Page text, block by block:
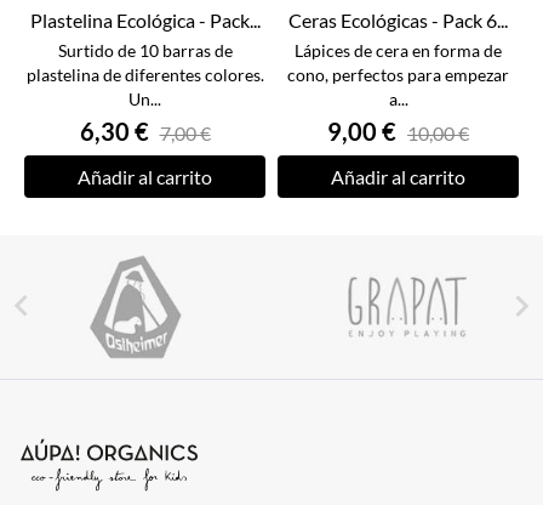
Plastelina Ecológica - Pack...
Surtido de 10 barras de
plastelina de diferentes colores.
Un...
6,30 € 7,00 €
Añadir al carrito
Ceras Ecológicas - Pack 6...
Lápices de cera en forma de
cono, perfectos para empezar
a...
9,00 € 10,00 €
Añadir al carrito
 